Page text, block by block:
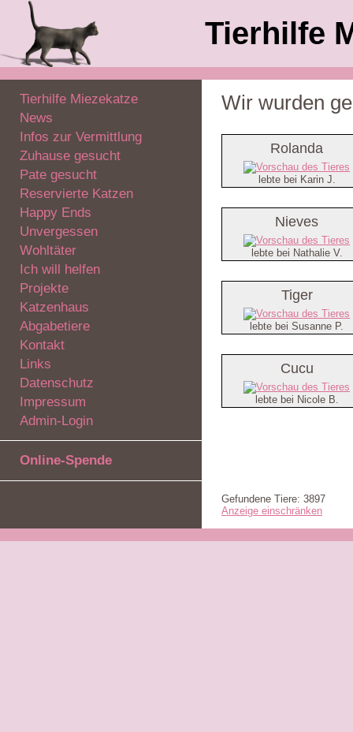
Tierhilfe
Tierhilfe Miezekatze
News
Infos zur Vermittlung
Zuhause gesucht
Pate gesucht
Reservierte Katzen
Happy Ends
Unvergessen
Wohltäter
Ich will helfen
Projekte
Katzenhaus
Abgabetiere
Kontakt
Links
Datenschutz
Impressum
Admin-Login
Online-Spende
Wir wurden
Rolanda
lebte bei Karin J.
Nieves
lebte bei Nathalie V.
Tiger
lebte bei Susanne P.
Cucu
lebte bei Nicole B.
Gefundene Tiere: 3897
Anzeige einschränken